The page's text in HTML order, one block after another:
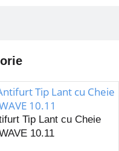
Tip Lant cu Cheie
10.11